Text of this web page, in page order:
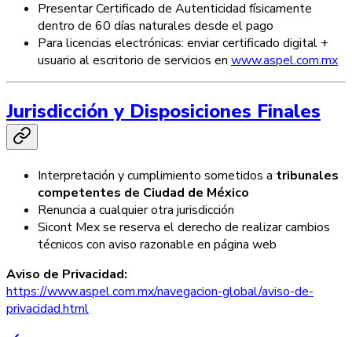
Presentar Certificado de Autenticidad físicamente
dentro de 60 días naturales desde el pago
Para licencias electrónicas: enviar certificado digital +
usuario al escritorio de servicios en www.aspel.com.mx
Jurisdicción y Disposiciones Finales
Interpretación y cumplimiento sometidos a tribunales
competentes de Ciudad de México
Renuncia a cualquier otra jurisdicción
Sicont Mex se reserva el derecho de realizar cambios
técnicos con aviso razonable en página web
Aviso de Privacidad:
https://www.aspel.com.mx/navegacion-global/aviso-de-
privacidad.html